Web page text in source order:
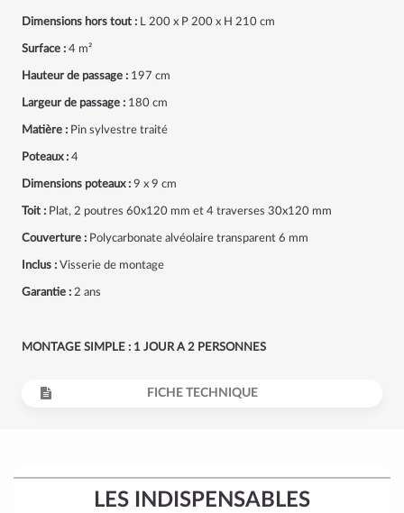
Dimensions hors tout : L 200 x P 200 x H 210 cm
Surface : 4 m²
Hauteur de passage : 197 cm
Largeur de passage : 180 cm
Matière : Pin sylvestre traité
Poteaux : 4
Dimensions poteaux : 9 x 9 cm
Toit : Plat, 2 poutres 60x120 mm et 4 traverses 30x120 mm
Couverture : Polycarbonate alvéolaire transparent 6 mm
Inclus : Visserie de montage
Garantie : 2 ans
MONTAGE SIMPLE : 1 JOUR A 2 PERSONNES
FICHE TECHNIQUE
LES INDISPENSABLES